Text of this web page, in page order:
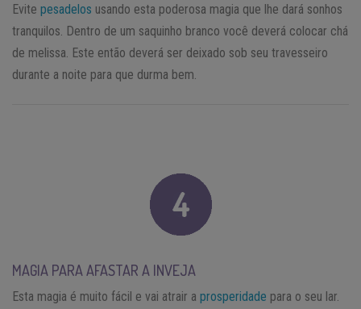
Evite pesadelos usando esta poderosa magia que lhe dará sonhos
tranquilos. Dentro de um saquinho branco você deverá colocar chá
de melissa. Este então deverá ser deixado sob seu travesseiro
durante a noite para que durma bem.
MAGIA PARA AFASTAR A INVEJA
Esta magia é muito fácil e vai atrair a prosperidade para o seu lar.